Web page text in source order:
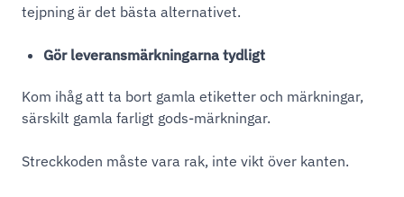
tejpning är det bästa alternativet.
Gör leveransmärkningarna tydligt
Kom ihåg att ta bort gamla etiketter och märkningar,
särskilt gamla farligt gods-märkningar.
Streckkoden måste vara rak, inte vikt över kanten.